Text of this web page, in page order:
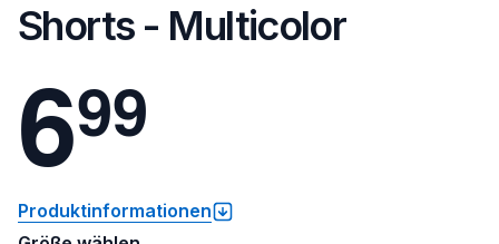
Shorts - Multicolor
699
Produktinformationen